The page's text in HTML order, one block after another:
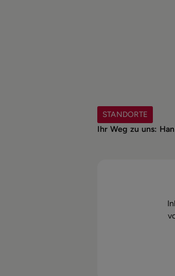
STANDORTE
Ihr Weg zu uns: